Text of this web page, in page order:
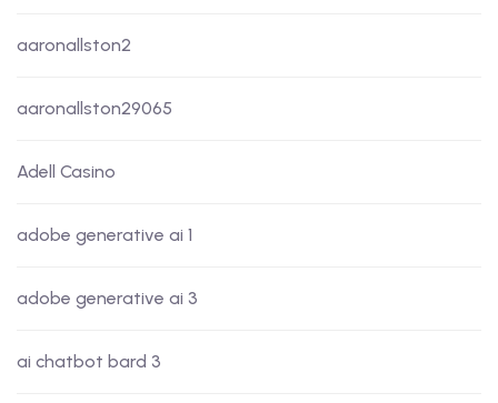
aaronallston2
aaronallston29065
Adell Casino
adobe generative ai 1
adobe generative ai 3
ai chatbot bard 3